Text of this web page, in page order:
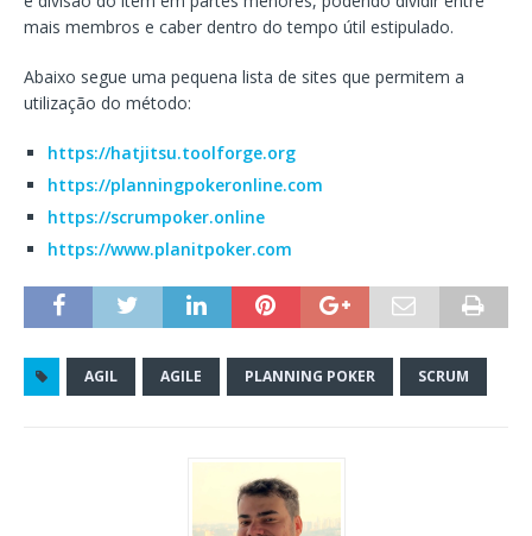
mais membros e caber dentro do tempo útil estipulado.
Abaixo segue uma pequena lista de sites que permitem a
utilização do método:
https://hatjitsu.toolforge.org
https://planningpokeronline.com
https://scrumpoker.online
https://www.planitpoker.com
AGIL AGILE PLANNING POKER SCRUM